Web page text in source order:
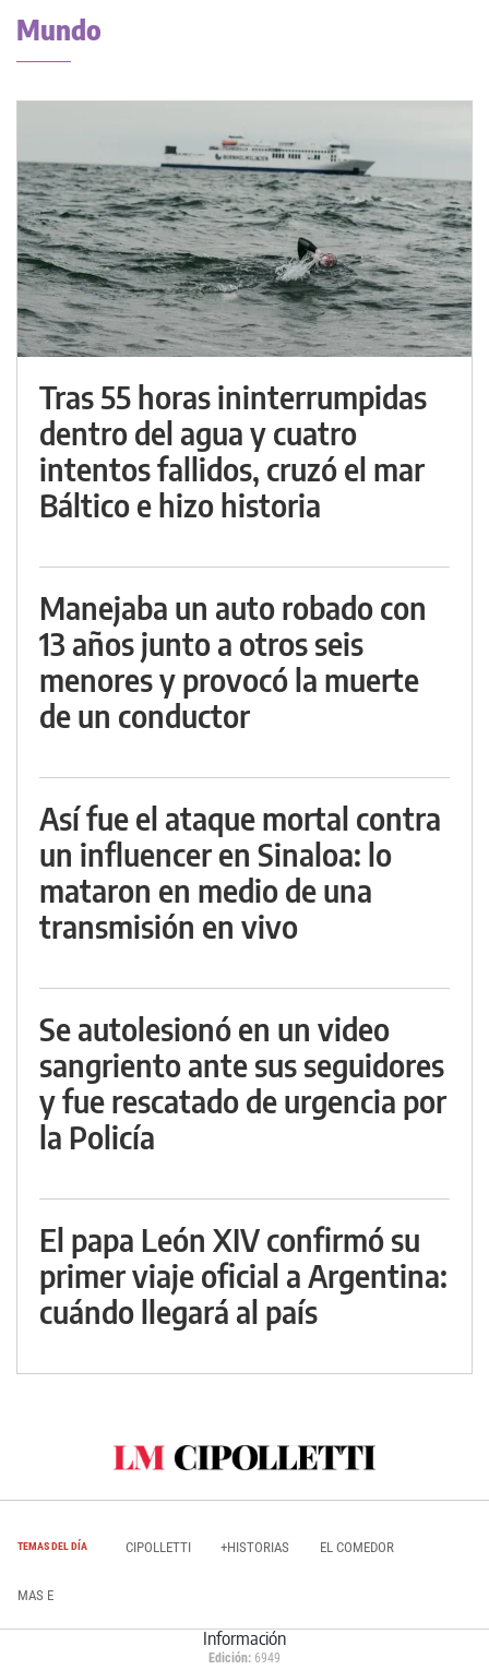
Mundo
Tras 55 horas ininterrumpidas
dentro del agua y cuatro
intentos fallidos, cruzó el mar
Báltico e hizo historia
Manejaba un auto robado con
13 años junto a otros seis
menores y provocó la muerte
de un conductor
Así fue el ataque mortal contra
un influencer en Sinaloa: lo
mataron en medio de una
transmisión en vivo
Se autolesionó en un video
sangriento ante sus seguidores
y fue rescatado de urgencia por
la Policía
El papa León XIV confirmó su
primer viaje oficial a Argentina:
cuándo llegará al país
TEMAS DEL DÍA CIPOLLETTI +HISTORIAS EL COMEDOR
MAS E
Información
Edición: 6949